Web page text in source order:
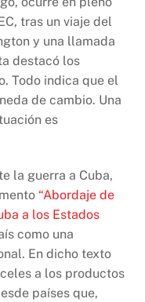
tras un viaje del
y una llamada
destacó los
Todo indica que el
de cambio. Una
es
la guerra a Cuba,
“Abordaje de
a los Estados
como una
En dicho texto
a los productos
países que,